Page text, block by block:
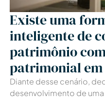
Existe uma
inteligente de
patrimônio
patrimonial em
Diante desse cenário,
desenvolvimento de